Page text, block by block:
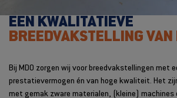
EEN KWALITATIEVE
BREEDVAKSTELLING VAN
Bij MDO zorgen wij voor breedvakstellingen met
prestatievermogen én van hoge kwaliteit. Het
met gemak zware materialen, (kleine) machines